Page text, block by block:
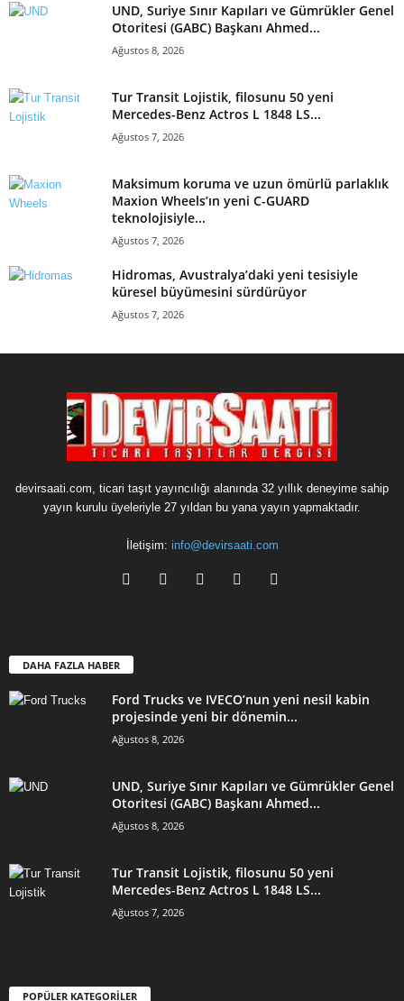
UND, Suriye Sınır Kapıları ve Gümrükler Genel
Otoritesi (GABC) Başkanı Ahmed...
Ağustos 8, 2026
Tur Transit Lojistik, filosunu 50 yeni
Mercedes-Benz Actros L 1848 LS...
Ağustos 7, 2026
Maksimum koruma ve uzun ömürlü parlaklık
Maxion Wheels’ın yeni C-GUARD
teknolojisiyle...
Ağustos 7, 2026
Hidromas, Avustralya’daki yeni tesisiyle
küresel büyümesini sürdürüyor
Ağustos 7, 2026
devirsaati.com, ticari taşıt yayıncılığı alanında 32 yıllık deneyime sahip
yayın kurulu üyeleriyle 27 yıldan bu yana yayın yapmaktadır.
İletişim: info@devirsaati.com
DAHA FAZLA HABER
Ford Trucks ve IVECO’nun yeni nesil kabin
projesinde yeni bir dönemin...
Ağustos 8, 2026
UND, Suriye Sınır Kapıları ve Gümrükler Genel
Otoritesi (GABC) Başkanı Ahmed...
Ağustos 8, 2026
Tur Transit Lojistik, filosunu 50 yeni
Mercedes-Benz Actros L 1848 LS...
Ağustos 7, 2026
POPÜLER KATEGORİLER